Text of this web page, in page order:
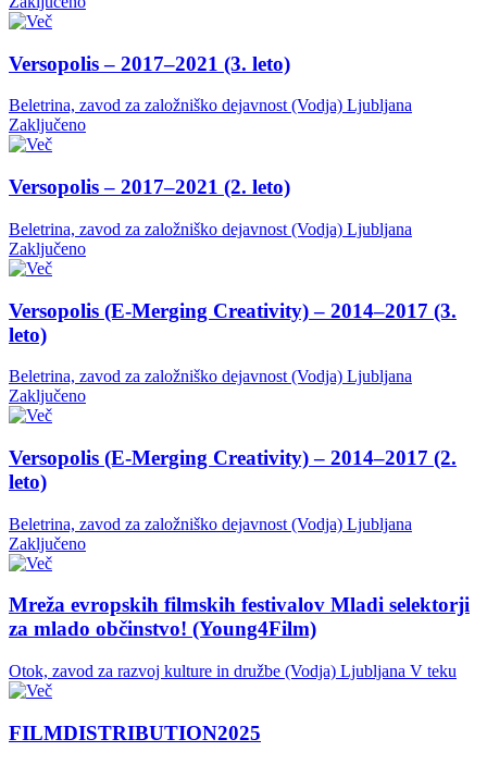
Versopolis – 2017–2021 (3. leto)
Beletrina, zavod za založniško dejavnost (Vodja) Ljubljana
Zaključeno
Versopolis – 2017–2021 (2. leto)
Beletrina, zavod za založniško dejavnost (Vodja) Ljubljana
Zaključeno
Versopolis (E-Merging Creativity) – 2014–2017 (3.
leto)
Beletrina, zavod za založniško dejavnost (Vodja) Ljubljana
Zaključeno
Versopolis (E-Merging Creativity) – 2014–2017 (2.
leto)
Beletrina, zavod za založniško dejavnost (Vodja) Ljubljana
Zaključeno
Mreža evropskih filmskih festivalov Mladi selektorji
za mlado občinstvo! (Young4Film)
Otok, zavod za razvoj kulture in družbe (Vodja) Ljubljana V teku
FILMDISTRIBUTION2025